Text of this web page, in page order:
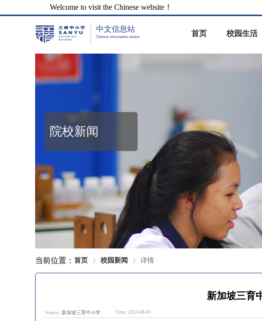
Welcome to visit the Chinese website！
中文信息站
Chinese information station 首页 校园生活
院校新闻
当前位置： 首页 校园新闻 详情
新加坡三育
Source: 新加坡三育中小学 Time: 2023-08-09